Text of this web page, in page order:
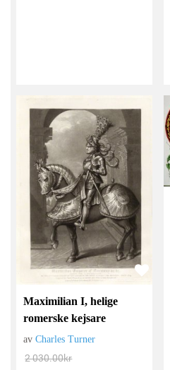
Maximilian I, helige
romerske kejsare
avCharles Turner
2 030.00kr